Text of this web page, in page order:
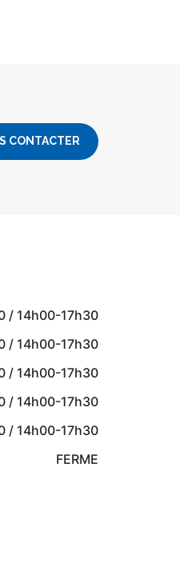
CONTACTER
/ 14h00-17h30
/ 14h00-17h30
/ 14h00-17h30
/ 14h00-17h30
/ 14h00-17h30
FERME